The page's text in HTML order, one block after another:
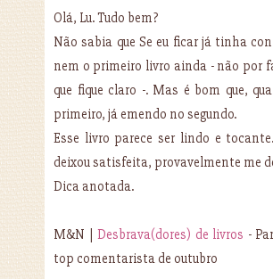
Olá, Lu. Tudo bem?
Não sabia que Se eu ficar já tinha
nem o primeiro livro ainda - não por
que fique claro -. Mas é bom que,
primeiro, já emendo no segundo.
Esse livro parece ser lindo e
deixou satisfeita, provavelmente me
Dica anotada.
M&N | Desbrava(dores) de livros -
top comentarista de outubro